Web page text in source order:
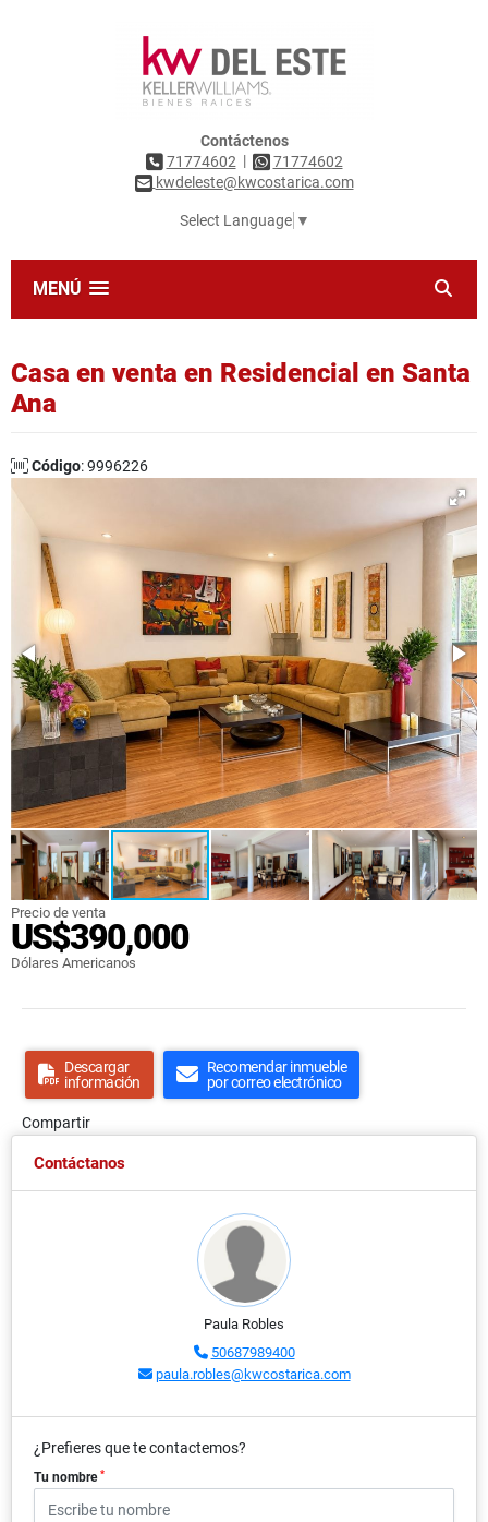
Contáctenos
71774602 |
71774602
kwdeleste@kwcostarica.com
Select Language ▼
MENÚ
Casa en venta en Residencial en Santa
Ana
Código: 9996226
Precio de venta
US$390,000
Dólares Americanos
Descargar
información
Recomendar inmueble
por correo electrónico
Compartir
Contáctanos
Paula Robles
50687989400
paula.robles@kwcostarica.com
¿Prefieres que te contactemos?
Tu nombre *